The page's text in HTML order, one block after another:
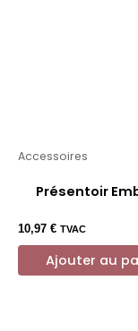
Accessoires
Présentoir
10,97 € TVAC
Ajouter au